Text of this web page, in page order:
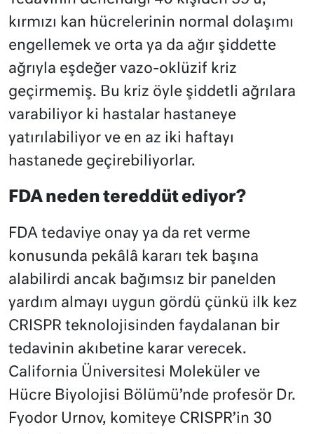
kırmızı kan hücrelerinin normal dolaşımı
engellemek ve orta ya da ağır şiddette
ağrıyla eşdeğer vazo-oklüzif kriz
geçirmemiş. Bu kriz öyle şiddetli ağrılara
varabiliyor ki hastalar hastaneye
yatırılabiliyor ve en az iki haftayı
hastanede geçirebiliyorlar.
FDA neden tereddüt ediyor?
FDA tedaviye onay ya da ret verme
konusunda pekâlâ kararı tek başına
alabilirdi ancak bağımsız bir panelden
yardım almayı uygun gördü çünkü ilk kez
CRISPR teknolojisinden faydalanan bir
tedavinin akıbetine karar verecek.
California Üniversitesi Moleküler ve
Hücre Biyolojisi Bölümü’nde profesör Dr.
Fyodor Urnov, komiteye CRISPR’in 30